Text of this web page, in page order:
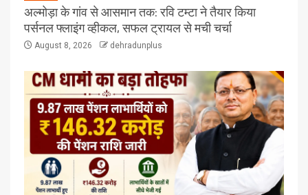
अल्मोड़ा के गांव से आसमान तक: रवि टम्टा ने तैयार किया
पर्सनल फ्लाइंग व्हीकल, सफल ट्रायल से मची चर्चा
August 8, 2026 dehradunplus